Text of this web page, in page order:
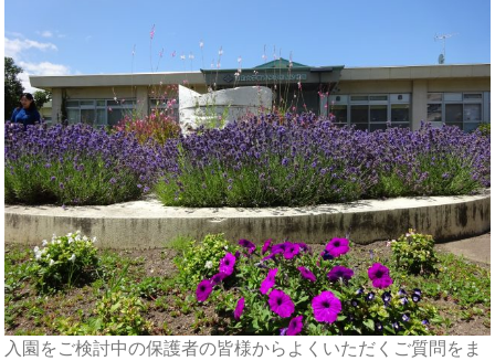
入園をご検討中の保護者の皆様からよくいただくご質問をま